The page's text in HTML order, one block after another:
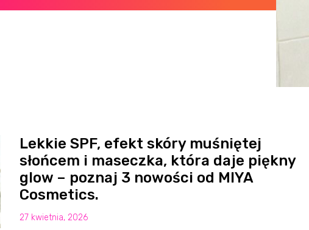
Lekkie SPF, efekt skóry muśniętej
słońcem i maseczka, która daje piękny
glow – poznaj 3 nowości od MIYA
Cosmetics.
27 kwietnia, 2026